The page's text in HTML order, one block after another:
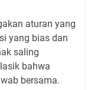
aturan yang
yang bias dan
saling
bahwa
bersama.